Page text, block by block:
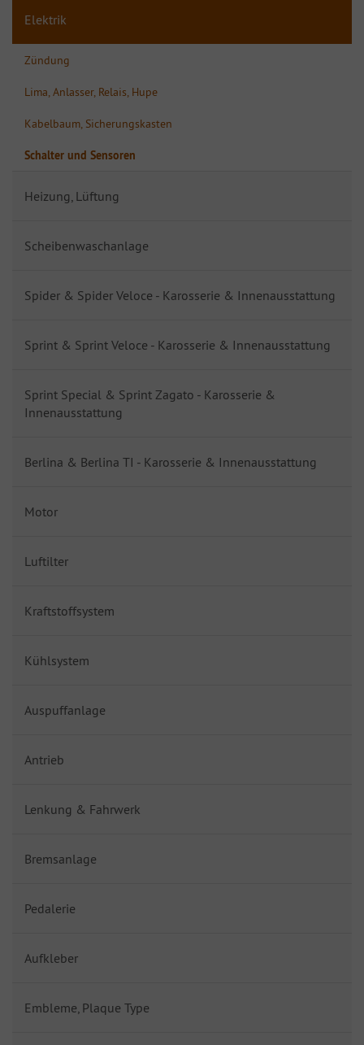
Elektrik
Zündung
Lima, Anlasser, Relais, Hupe
Kabelbaum, Sicherungskasten
Schalter und Sensoren
Heizung, Lüftung
Scheibenwaschanlage
Spider & Spider Veloce - Karosserie & Innenausstattung
Sprint & Sprint Veloce - Karosserie & Innenausstattung
Sprint Special & Sprint Zagato - Karosserie &
Innenausstattung
Berlina & Berlina TI - Karosserie & Innenausstattung
Motor
Luftilter
Kraftstoffsystem
Kühlsystem
Auspuffanlage
Antrieb
Lenkung & Fahrwerk
Bremsanlage
Pedalerie
Aufkleber
Embleme, Plaque Type